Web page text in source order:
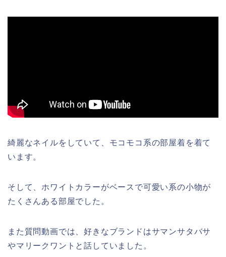
綺麗なネイルをしていて、モコモコ系の部屋着を着て
います。
そして、ホワイトカラーがベースで可愛い系の小物が
たくさんある部屋でした。
また質問動画では、好きなブランドはサマンサタバサ
やマリークワントと話していました。